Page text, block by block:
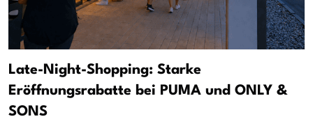
Late-Night-Shopping: Starke
Eröffnungsrabatte bei PUMA und ONLY &
SONS